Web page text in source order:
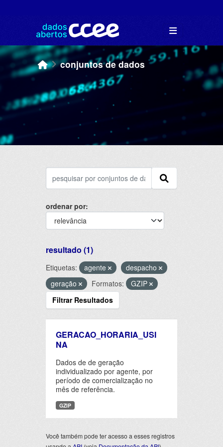
conjuntos de dados
ordenar por
resultado (1)
Etiquetas: agente
despacho
geração
Formatos:
GZIP
Filtrar Resultados
GERACAO_HORARIA_USI
NA
Dados de de geração
individualizado por agente, por
período de comercialização no
mês de referência.
GZIP
Você também pode ter acesso a esses registros